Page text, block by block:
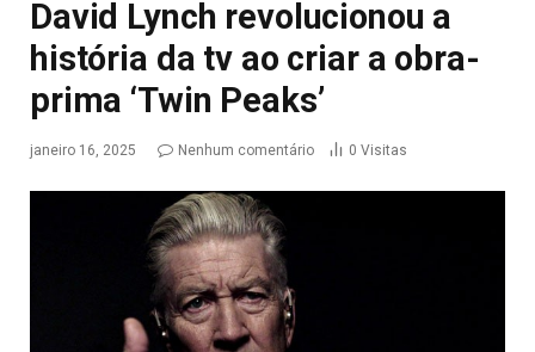
David Lynch revolucionou a
história da tv ao criar a obra-
prima ‘Twin Peaks’
janeiro 16, 2025 Nenhum comentário 0 Visitas